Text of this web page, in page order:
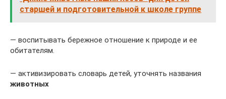
старшей и подготовительной к школе группе
— воспитывать бережное отношение к природе и ее
обитателям.
— активизировать словарь детей, уточнять названия
животных